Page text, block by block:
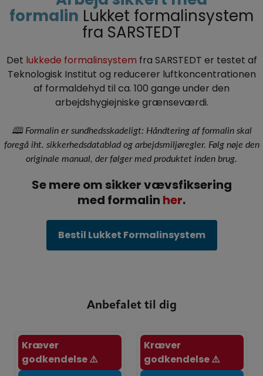
formalin Lukket formalinsystem
fra SARSTEDT
Det lukkede formalinsystem fra SARSTEDT er testet af
Teknologisk Institut og reducerer luftkoncentrationen
af formaldehyd til ca. 100 gange under den
arbejdshygiejniske grænseværdi.
🕮 Formalin er sundhedsskadeligt: Håndtering af formalin skal
foregå iht. sikkerhedsdatablad og arbejdsmiljøregler. Følg nøje den
originale manual, der følger med produktet inden brug.
Se mere om sikker vævsfiksering
med formalin her.
Bestil Lukket Formalinsystem
Anbefalet til dig
Kræver
godkendelse ⚠️
Kræver
godkendelse ⚠️